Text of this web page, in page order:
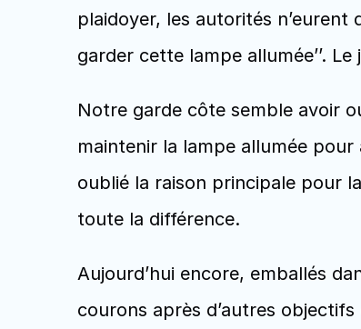
plaidoyer, les autorités n’eurent
garder cette lampe allumée’’.
Notre garde côte semble avoir
maintenir la lampe allumée pour
oublié la raison principale pour
toute la différence.
Aujourd’hui encore, emballés
courons après d’autres